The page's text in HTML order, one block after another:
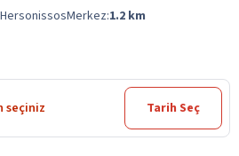
HersonissosMerkez:1.2 km
seçiniz Tarih Seç